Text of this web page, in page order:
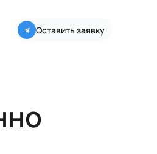
Оставить заявку